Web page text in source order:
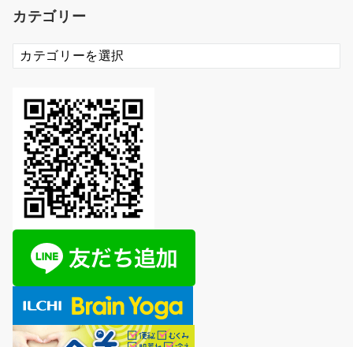
イ
カテゴリー
カ
テ